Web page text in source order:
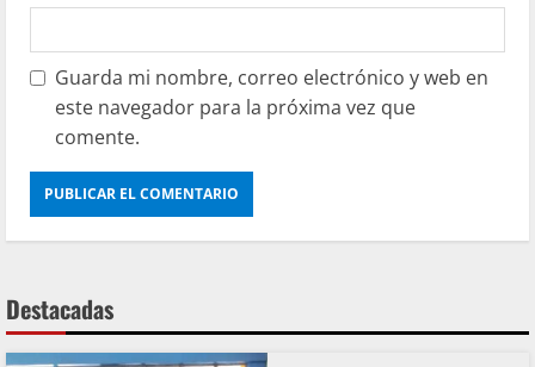
Guarda mi nombre, correo electrónico y web en
este navegador para la próxima vez que
comente.
Destacadas